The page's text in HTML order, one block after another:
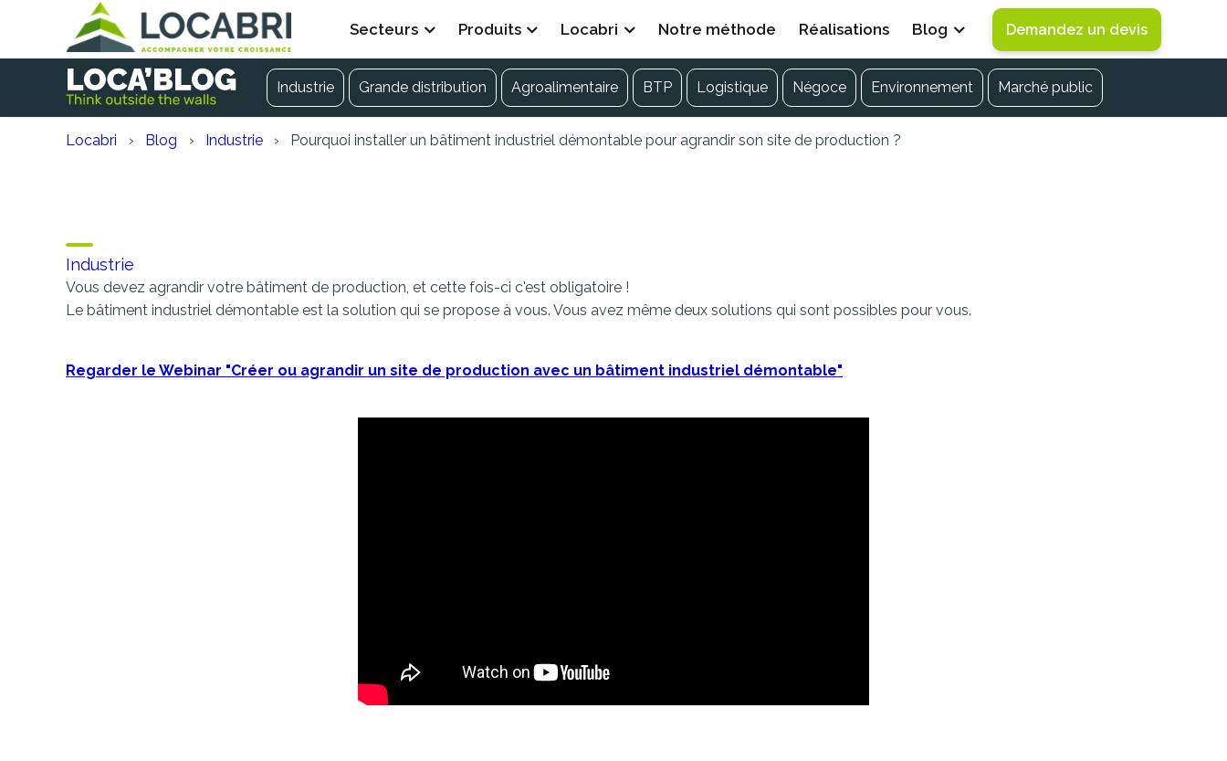
Secteurs Produits Locabri Notre méthode Réalisations Blog Demandez un devis
Industrie Grande distribution Agroalimentaire BTP Logistique Négoce Environnement Marché public
Locabri Blog Industrie Pourquoi installer un bâtiment industriel démontable pour agrandir son site de production ?
Industrie
Vous devez agrandir votre bâtiment de production, et cette fois-ci c'est obligatoire !
Le bâtiment industriel démontable est la solution qui se propose à vous. Vous avez même deux solutions qui sont possibles pour vous.
Regarder le Webinar "Créer ou agrandir un site de production avec un bâtiment industriel démontable"